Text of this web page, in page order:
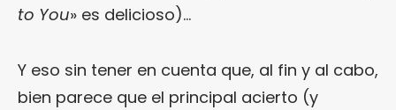
to You» es delicioso)…
Y eso sin tener en cuenta que, al fin y al cabo,
bien parece que el principal acierto (y